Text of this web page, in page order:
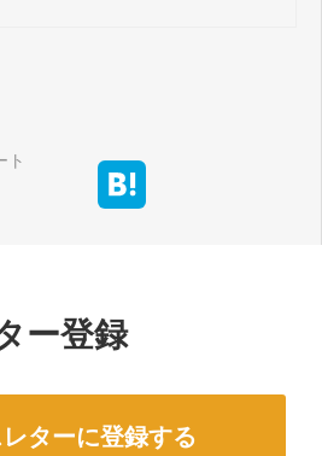
ト
ー登録
ターに登録する